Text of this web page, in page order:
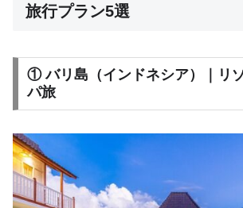
旅行プラン5選
① バリ島（インドネシア）｜リ
パ旅